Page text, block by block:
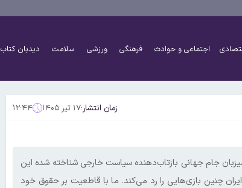
اجتماعی و حوادث فرهنگی ورزشی سلامت دیدبان کتاب
زمان انتشار:۱۷ تیر ۱۴۰۵ ۱۲:۴۴
جام جهانی بازتاب‌دهنده سیاست خارجی شناخته شده این
چنین بازی‌هایی را رد می‌کند. ما با قاطعیت بر حقوق خود